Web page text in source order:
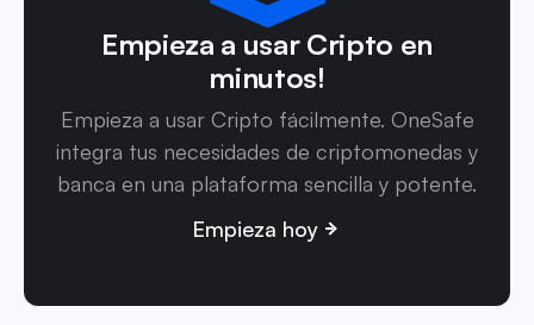
Empieza a usar Cripto en
minutos!
Empieza a usar Cripto fácilmente. OneSafe
integra tus necesidades de criptomonedas y
banca en una plataforma sencilla y potente.
Empieza hoy